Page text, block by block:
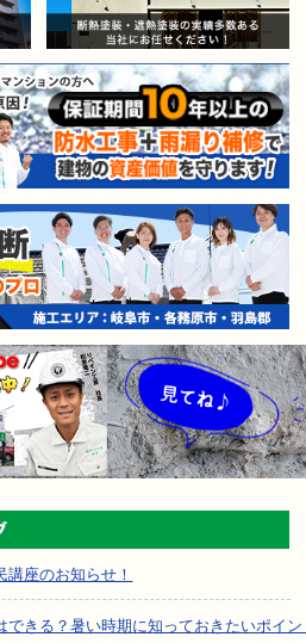
賃貸マンション・アパートオー
講座のお知らせ！
できる？暑い時期に知っておきたいポイン